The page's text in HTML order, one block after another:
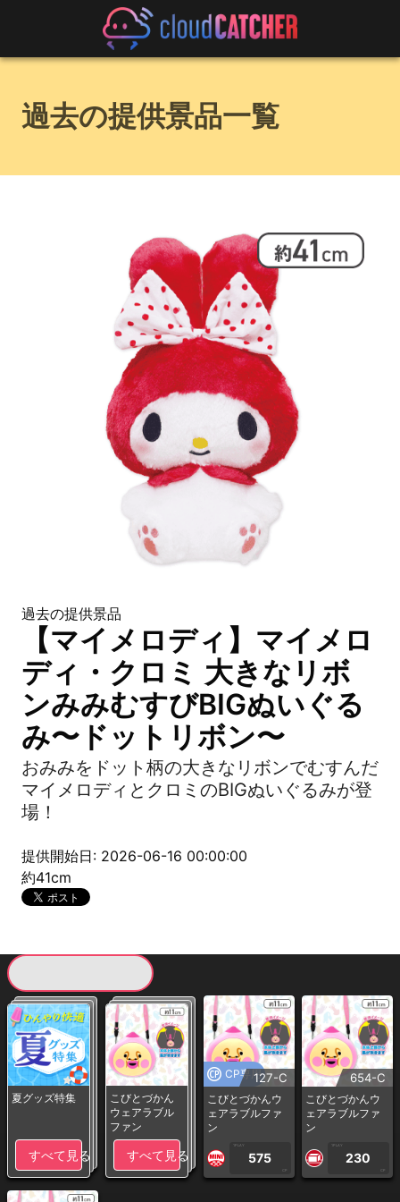
過去の提供景品一覧
過去の提供景品
【マイメロディ】マイメロ
ディ・クロミ 大きなリボ
ンみみむすびBIGぬいぐる
み〜ドットリボン〜
おみみをドット柄の大きなリボンでむすんだ
マイメロディとクロミのBIGぬいぐるみが登
場！
提供開始日: 2026-06-16 00:00:00
約41cm
夏グッズ特集
すべて見る
こびとづかん
ウェアラブル
ファン
すべて見る
CP専用127-C
こびとづかんウ
ェアラブルファ
ン
1PLAY
575
CP
654-C
こびとづかんウ
ェアラブルファ
ン
1PLAY
230
CP